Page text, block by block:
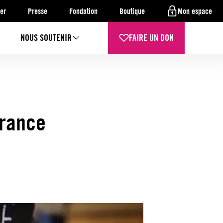
Presse Fondation Boutique Mon espace
NOUS SOUTENIR FAIRE UN DON